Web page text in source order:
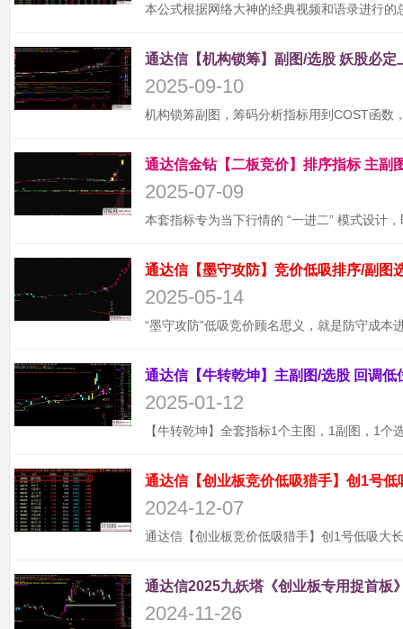
2025-09-10
2025-07-09
2025-05-14
2025-01-12
通达信【创业板竞价低吸猎手】创1号
2024-12-07
通达信2025九妖塔《创业板专用捉首板
2024-11-26